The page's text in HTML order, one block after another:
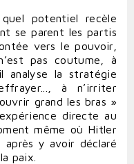
potentiel recèle
se parent les partis
vers le pouvoir,
pas coutume, à
analyse la stratégie
à n’irriter
grand les bras »
directe au
même où Hitler
y avoir déclaré
paix.